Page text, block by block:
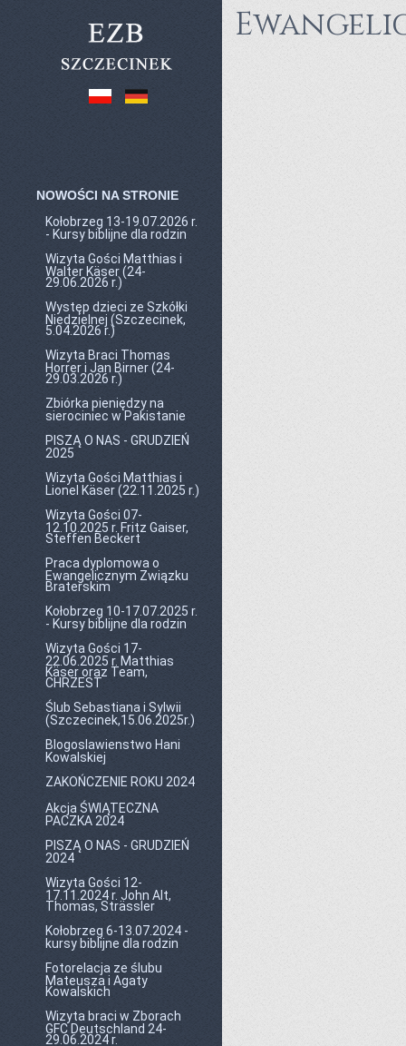
NOWOŚCI NA STRONIE
Kołobrzeg 13-19.07.2026 r.
- Kursy biblijne dla rodzin
Wizyta Gości Matthias i
Walter Käser (24-
29.06.2026 r.)
Występ dzieci ze Szkółki
Niedzielnej (Szczecinek,
5.04.2026 r.)
Wizyta Braci Thomas
Horrer i Jan Birner (24-
29.03.2026 r.)
Zbiórka pieniędzy na
sierociniec w Pakistanie
PISZĄ O NAS - GRUDZIEŃ
2025
Wizyta Gości Matthias i
Lionel Käser (22.11.2025 r.)
Wizyta Gości 07-
12.10.2025 r. Fritz Gaiser,
Steffen Beckert
Praca dyplomowa o
Ewangelicznym Związku
Braterskim
Kołobrzeg 10-17.07.2025 r.
- Kursy biblijne dla rodzin
Wizyta Gości 17-
22.06.2025 r. Matthias
Käser oraz Team,
CHRZEST
Ślub Sebastiana i Sylwii
(Szczecinek,15.06.2025r.)
Blogoslawienstwo Hani
Kowalskiej
ZAKOŃCZENIE ROKU 2024
Akcja ŚWIĄTECZNA
PACZKA 2024
PISZĄ O NAS - GRUDZIEŃ
2024
Wizyta Gości 12-
17.11.2024 r. John Alt,
Thomas, Strässler
Kołobrzeg 6-13.07.2024 -
kursy biblijne dla rodzin
Fotorelacja ze ślubu
Mateusza i Agaty
Kowalskich
Wizyta braci w Zborach
GFC Deutschland 24-
29.06.2024 r.